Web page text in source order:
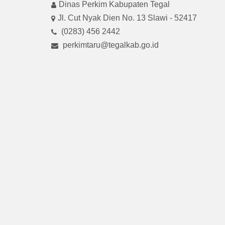
Dinas Perkim Kabupaten Tegal
Jl. Cut Nyak Dien No. 13 Slawi - 52417
(0283) 456 2442
perkimtaru@tegalkab.go.id